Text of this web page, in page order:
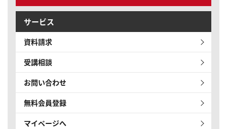
サービス
資料請求
受講相談
お問い合わせ
無料会員登録
マイページへ